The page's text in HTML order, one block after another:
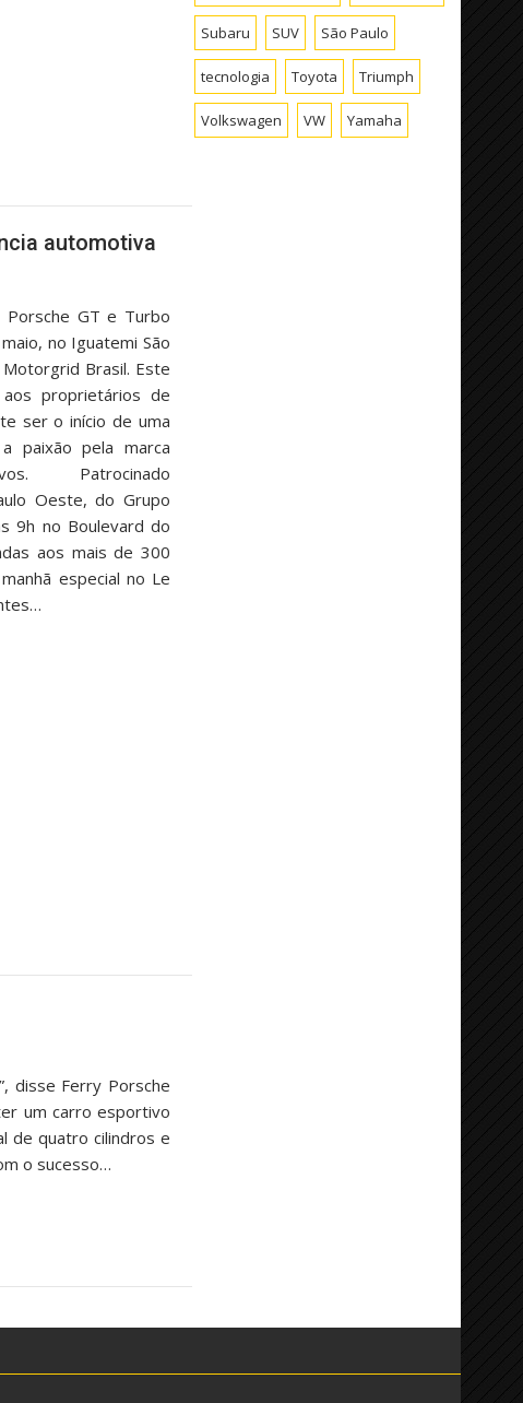
automotiva
GT e Turbo
no Iguatemi São
Brasil. Este
proprietários de
ser o início de uma
paixão pela marca
Patrocinado
Oeste, do Grupo
9h no Boulevard do
aos mais de 300
especial no Le
disse Ferry Porsche
um carro esportivo
de quatro cilindros e
o sucesso…
Subaru SUV São Paulo
tecnologia Toyota Triumph
Volkswagen VW Yamaha